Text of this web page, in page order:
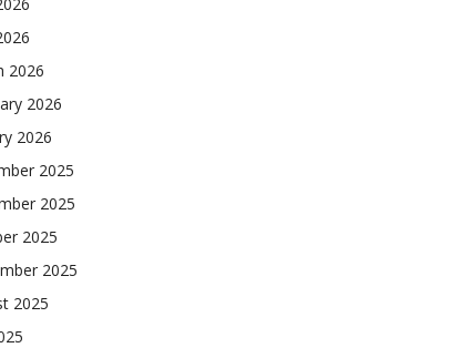
2026
2026
2026
2025
2025
2025
2025
2025